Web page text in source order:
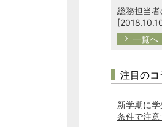
総務担当
一覧へ
注目のコ
新学期に
条件で注